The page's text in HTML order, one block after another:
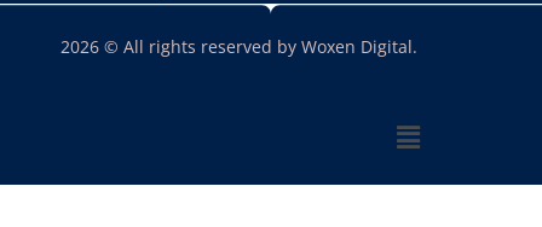
2026 © All rights reserved by Woxen Digital.